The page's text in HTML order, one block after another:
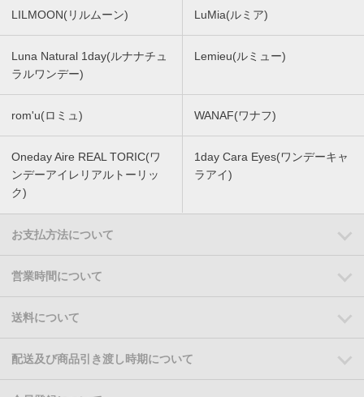
LILMOON(リルムーン) LuMia(ルミア)
Luna Natural 1day(ルナナチュ
ラルワンデー)
Lemieu(ルミュー)
rom'u(ロミュ) WANAF(ワナフ)
Oneday Aire REAL TORIC(ワ
ンデーアイレリアルトーリッ
ク)
1day Cara Eyes(ワンデーキャ
ラアイ)
お支払方法について
営業時間について
送料について
配送及び商品引き渡し時期について